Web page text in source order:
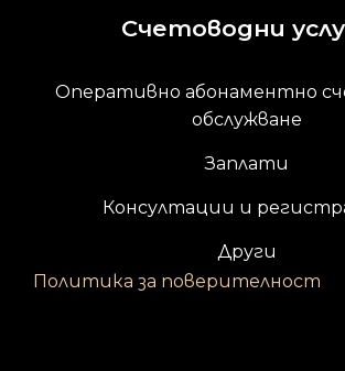
Счетоводни
Оперативно абонаментно
обслужване
Заплати
Консултации и
Други
Политика за поверителност